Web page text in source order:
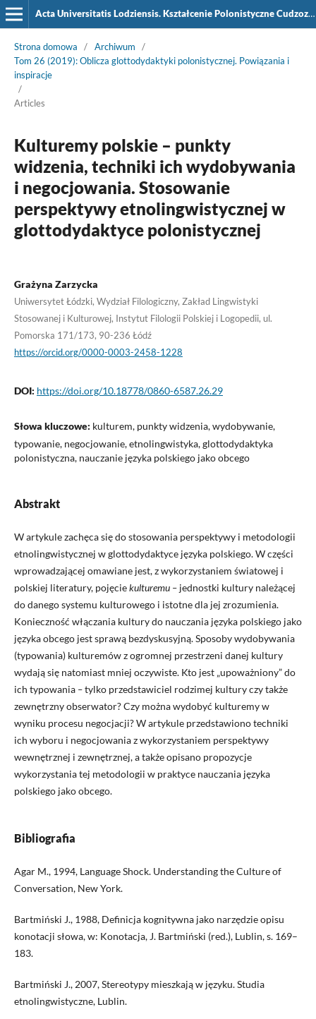
Acta Universitatis Lodziensis. Kształcenie Polonistyczne Cudzoziemców
Strona domowa / Archiwum
/
Tom 26 (2019): Oblicza glottodydaktyki polonistycznej. Powiązania i
inspiracje
/
Articles
Kulturemy polskie – punkty
widzenia, techniki ich wydobywania
i negocjowania. Stosowanie
perspektywy etnolingwistycznej w
glottodydaktyce polonistycznej
Grażyna Zarzycka
Uniwersytet Łódzki, Wydział Filologiczny, Zakład Lingwistyki
Stosowanej i Kulturowej, Instytut Filologii Polskiej i Logopedii, ul.
Pomorska 171/173, 90-236 Łódź
https://orcid.org/0000-0003-2458-1228
DOI: https://doi.org/10.18778/0860-6587.26.29
Słowa kluczowe: kulturem, punkty widzenia, wydobywanie,
typowanie, negocjowanie, etnolingwistyka, glottodydaktyka
polonistyczna, nauczanie języka polskiego jako obcego
Abstrakt
W artykule zachęca się do stosowania perspektywy i metodologii
etnolingwistycznej w glottodydaktyce języka polskiego. W części
wprowadzającej omawiane jest, z wykorzystaniem światowej i
polskiej literatury, pojęciekulturemu – jednostki kultury należącej
do danego systemu kulturowego i istotne dla jej zrozumienia.
Konieczność włączania kultury do nauczania języka polskiego jako
języka obcego jest sprawą bezdyskusyjną. Sposoby wydobywania
(typowania) kulturemów z ogromnej przestrzeni danej kultury
wydają się natomiast mniej oczywiste. Kto jest „upoważniony” do
ich typowania –tylko przedstawiciel rodzimej kultury czy także
zewnętrzny obserwator? Czy można wydobyć kulturemy w
wyniku procesu negocjacji? W artykule przedstawiono techniki
ich wyboru i negocjowania z wykorzystaniem perspektywy
wewnętrznej i zewnętrznej, a także opisano propozycje
wykorzystania tej metodologii w praktyce nauczania języka
polskiego jako obcego.
Bibliografia
Agar M., 1994, Language Shock. Understanding the Culture of
Conversation, New York.
Bartmiński J., 1988, Definicja kognitywna jako narzędzie opisu
konotacji słowa, w: Konotacja, J. Bartmiński (red.), Lublin, s. 169–
183.
Bartmiński J., 2007, Stereotypy mieszkają w języku. Studia
etnolingwistyczne, Lublin.